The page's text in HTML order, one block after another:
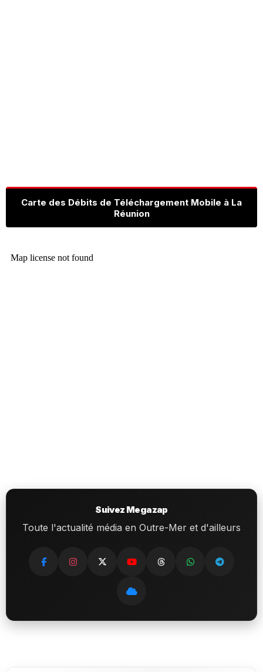
Carte des Débits de Téléchargement Mobile à La
Réunion
Suivez Megazap
Toute l'actualité média en Outre-Mer et d'ailleurs